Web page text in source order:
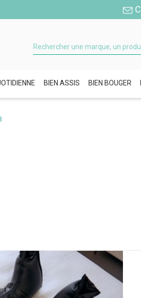
BIEN ASSIS BIEN BOUGER